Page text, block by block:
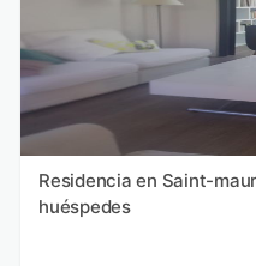
Residencia en Saint-
huéspedes